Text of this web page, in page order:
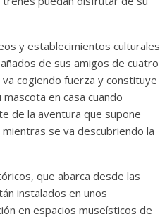
y establecimientos culturales
de sus amigos de cuatro
va cogiendo fuerza y constituye
en casa cuando
de la aventura que supone
se va descubriendo la
que abarca desde las
instalados en unos
en espacios museísticos de